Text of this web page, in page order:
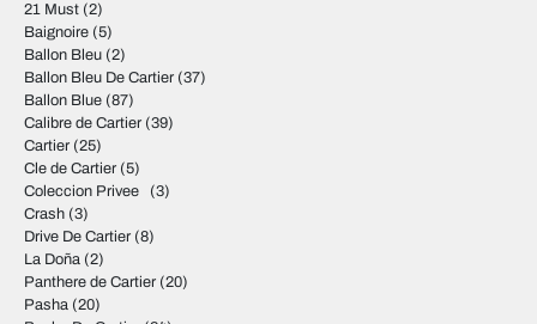
fremstillet i kun et limiterat antal eksemplarer. Cartier ure kan
somme tider være vanskeligt at opnå, og priserne er ofte høj. Vi
har ofte muligheder for at tage med hjem modeller, som
almindelige butikker sjældent har mulighed for at købe.
Kontakt osså gør vi vores absolute bedste for at tilbagevende så
hurtigt som muligt med et rigtigt godt pris.
Producentens egen hjemmeside finder du her:
21 Must (2)
Baignoire (5)
Ballon Bleu (2)
Ballon Bleu De Cartier (37)
Ballon Blue (87)
Calibre de Cartier (39)
Cartier (25)
Cle de Cartier (5)
Coleccion Privee
(3)
Crash (3)
Drive De Cartier (8)
La Doña (2)
Panthere de Cartier (20)
Pasha (20)